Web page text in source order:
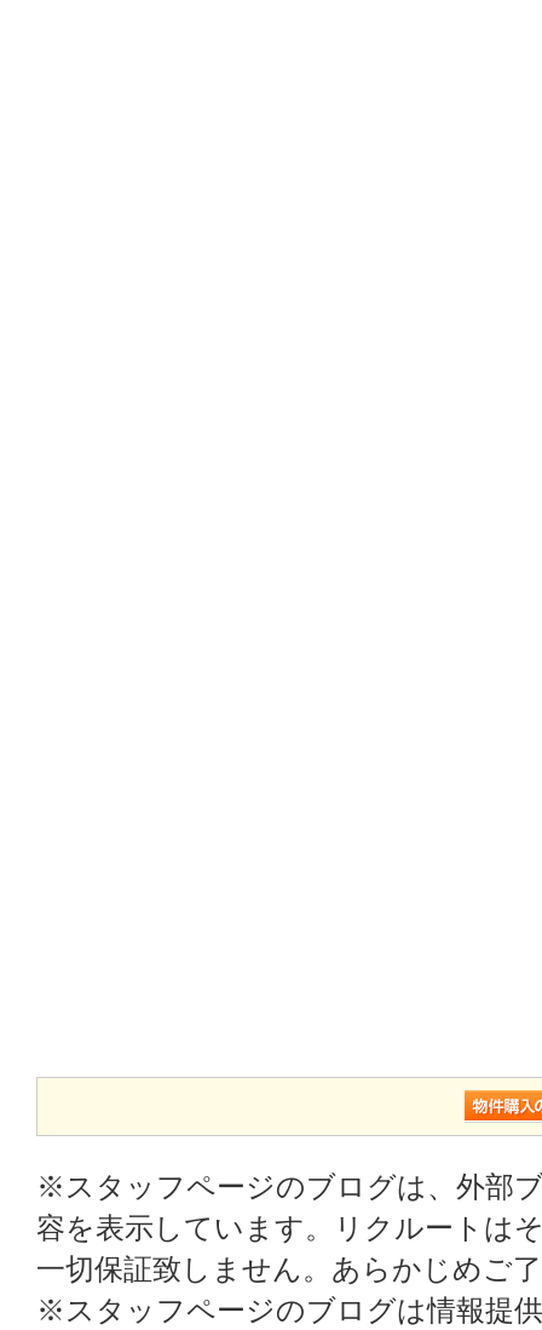
※スタッフページのブログは、外部
容を表示しています。リクルートは
一切保証致しません。あらかじめご
※スタッフページのブログは情報提